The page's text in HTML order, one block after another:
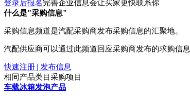
登录后报名完善企业信息会让买家更快联系你
什么是"采购信息"
采购信息频道是汽配采购商发布采购信息的汇聚地。
汽配供应商可以通过此频道回应采购商发布的求购信息
快速注册 | 发布信息
相同产品类目采购项目
车载冰箱发泡产品